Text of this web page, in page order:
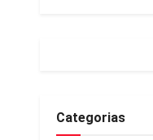
Categorias